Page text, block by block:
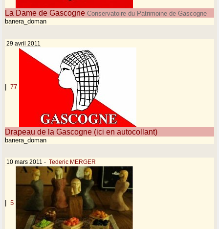
La Dame de Gascogne Conservatoire du Patrimoine de Gascogne
banera_doman
29 avril 2011
| 77
Drapeau de la Gascogne (ici en autocollant)
banera_doman
10 mars 2011 - Tederic MERGER
5